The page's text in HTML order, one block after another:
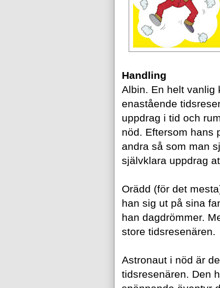
Handling
Albin. En helt vanlig
enastående
uppdrag i tid och
nöd. Eftersom hans
andra så som man
självklara uppdrag
Orädd (för det
han sig ut på sina
han dagdrömmer.
store tidsresenären.
Astronaut i nöd är
tidsresenären. Den